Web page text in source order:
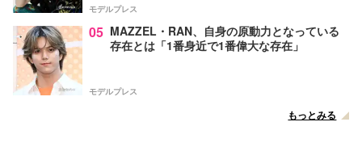
モデルプレス
05 MAZZEL・RAN、自身の原動力となっている
存在とは「1番身近で1番偉大な存在」
モデルプレス
もっとみる